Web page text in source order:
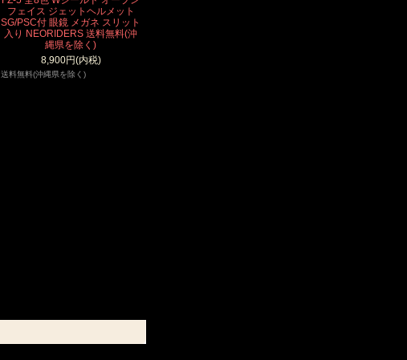
フェイス ジェットヘルメット
SG/PSC付 眼鏡 メガネ スリット
入り NEORIDERS 送料無料(沖
縄県を除く)
8,900円(内税)
送料無料(沖縄県を除く)